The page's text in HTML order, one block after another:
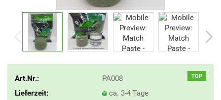
TOP
Art.Nr.:
PA008
Lieferzeit:
ca. 3-4 Tage